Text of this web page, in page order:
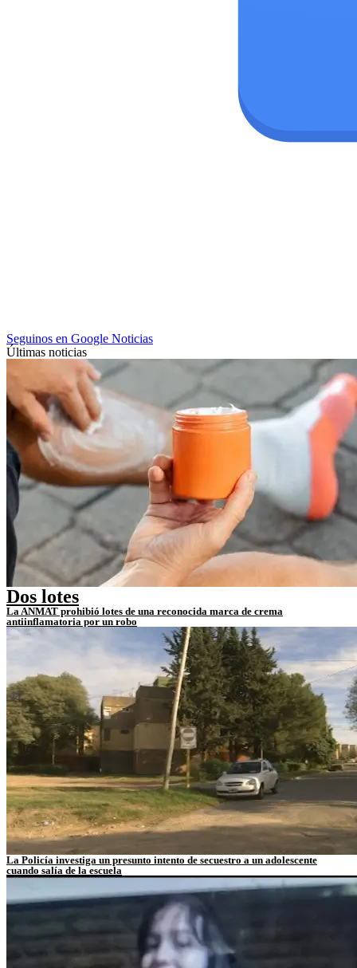
Seguinos en Google Noticias
Últimas noticias
Dos lotes
La ANMAT prohibió lotes de una reconocida marca de crema
antiinflamatoria por un robo
La Policía investiga un presunto intento de secuestro a un adolescente
cuando salía de la escuela